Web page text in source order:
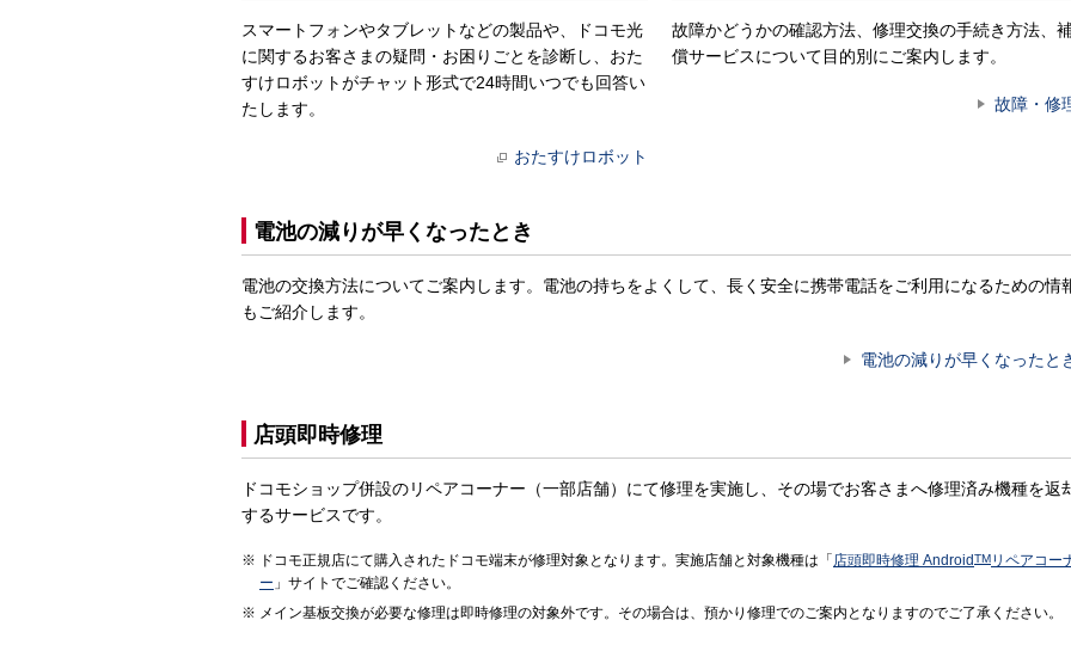
スマートフォンやタブレットなどの製品や、ドコモ光
に関するお客さまの疑問・お困りごとを診断し、おた
すけロボットがチャット形式で24時間いつでも回答い
たします。
おたすけロボット
故障かどうかの確認方法、修理交換の手続き方法、
償サービスについて目的別にご案内します。
故障・修
電池の減りが早くなったとき
電池の交換方法についてご案内します。電池の持ちをよくして、長く安全に携帯電話をご利用になるための情
もご紹介します。
電池の減りが早くなったと
店頭即時修理
ドコモショップ併設のリペアコーナー（一部店舗）にて修理を実施し、その場でお客さまへ修理済み機種を返
するサービスです。
ドコモ正規店にて購入されたドコモ端末が修理対象となります。実施店舗と対象機種は「 店頭即時修理 AndroidTMリペアコー
ー 」サイトでご確認ください。
メイン基板交換が必要な修理は即時修理の対象外です。その場合は、預かり修理でのご案内となりますのでご了承ください。